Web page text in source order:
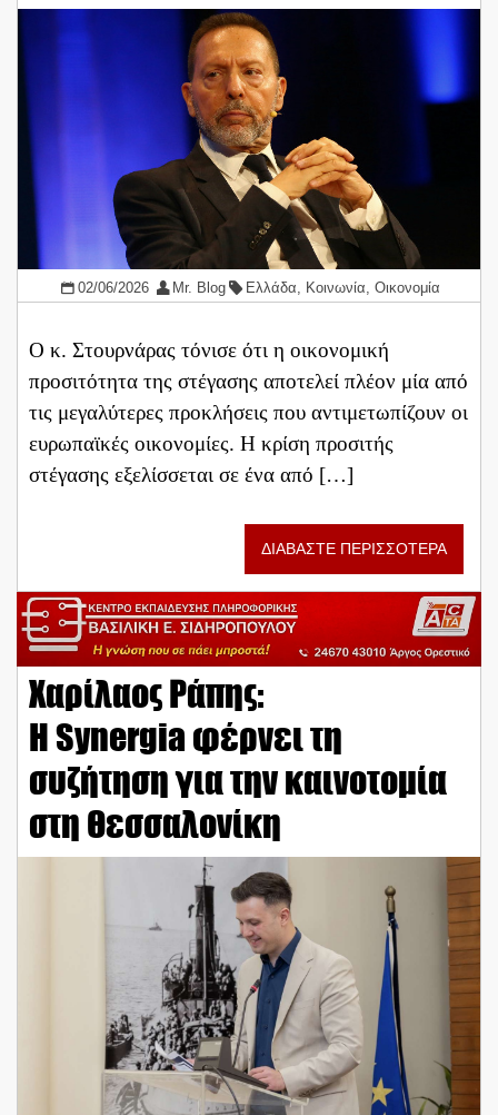
02/06/2026 Mr. Blog Ελλάδα, Κοινωνία,Οικονομία
Ο κ. Στουρνάρας τόνισε ότι η οικονομική
προσιτότητα της στέγασης αποτελεί πλέον μία από
τις μεγαλύτερες προκλήσεις που αντιμετωπίζουν οι
ευρωπαϊκές οικονομίες. Η κρίση προσιτής
στέγασης εξελίσσεται σε ένα από […]
ΔΙΑΒΑΣΤΕ ΠΕΡΙΣΣΟΤΕΡΑ
Χαρίλαος Ράπης:
Η Synergia φέρνει τη
συζήτηση για την καινοτομία
στη Θεσσαλονίκη